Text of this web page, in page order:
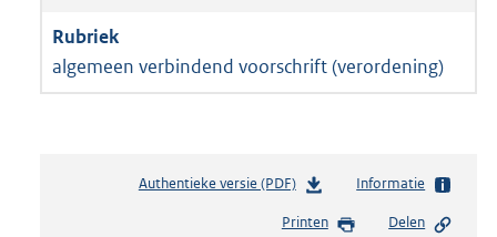
algemeen verbindend voorschrift (verordening)
Authentieke versie (PDF)b
s
Informatie
Printen Delen